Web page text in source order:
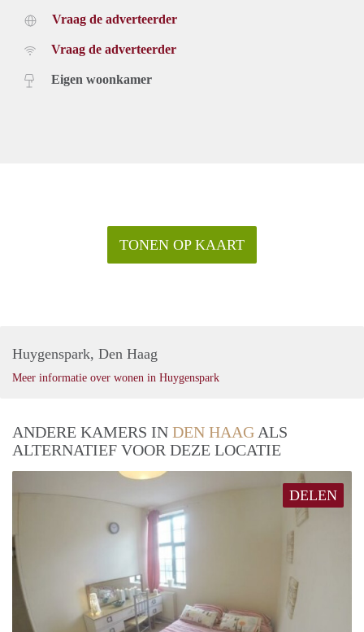
Vraag de adverteerder
Vraag de adverteerder
Eigen woonkamer
TONEN OP KAART
Huygenspark, Den Haag
Meer informatie over wonen in Huygenspark
ANDERE KAMERS IN DEN HAAGALS
ALTERNATIEF VOOR DEZE LOCATIE
DELEN